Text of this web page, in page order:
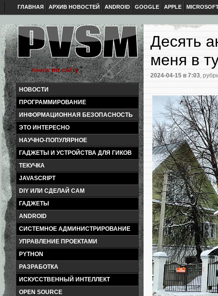
ГЛАВНАЯ АРХИВ НОВОСТЕЙ ANDROID GOOGLE APPLE
НОВОСТИ
ПРОГРАММИРОВАНИЕ
ИНФОРМАЦИОННАЯ БЕЗОПАСНОСТЬ
ЭТО ИНТЕРЕСНО
НАУЧНО-ПОПУЛЯРНОЕ
ГАДЖЕТЫ И УСТРОЙСТВА ДЛЯ ГИКОВ
ТЕКУЧКА
JAVASCRIPT
DIY ИЛИ СДЕЛАЙ САМ
ГАДЖЕТЫ
ANDROID
СИСТЕМНОЕ АДМИНИСТРИРОВАНИЕ
УПРАВЛЕНИЕ ПРОЕКТАМИ
PYTHON
РАЗРАБОТКА
ИСКУССТВЕННЫЙ ИНТЕЛЛЕКТ
OPEN SOURCE
Десять
меня в
2024-04-15 в 7:03,